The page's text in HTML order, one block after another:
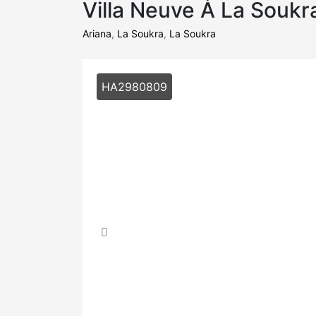
Villa Neuve À La
Ariana, La Soukra, La Soukra
HA2980809